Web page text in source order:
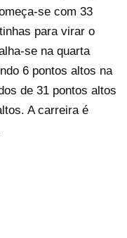
se com 33
para virar o
se na quarta
6 pontos altos na
de 31 pontos altos
A carreira é